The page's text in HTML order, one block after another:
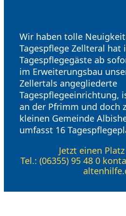
Wir haben tolle
Tagespflege Zellteral hat
Tagespflegegäste ab
im Erweiterungsbau
Zellertals angegliederte
Tagespflegeeinrichtung,
an der Pfrimm und doch
kleinen Gemeinde
umfasst 16
Jetzt einen
Tel.: (06355) 95 48 0